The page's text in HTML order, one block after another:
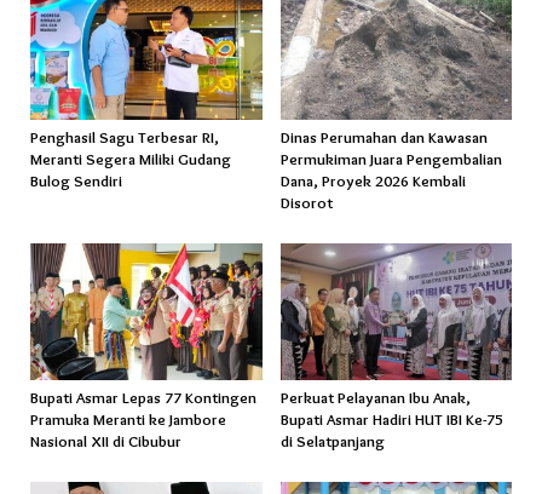
Penghasil Sagu Terbesar RI,
Meranti Segera Miliki Gudang
Bulog Sendiri
Dinas Perumahan dan Kawasan
Permukiman Juara Pengembalian
Dana, Proyek 2026 Kembali
Disorot
Bupati Asmar Lepas 77 Kontingen
Pramuka Meranti ke Jambore
Nasional XII di Cibubur
Perkuat Pelayanan Ibu Anak,
Bupati Asmar Hadiri HUT IBI Ke-75
di Selatpanjang